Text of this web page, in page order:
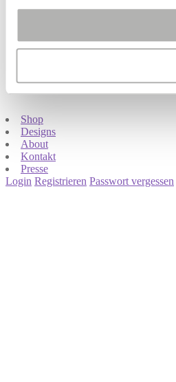
Shop
Designs
About
Kontakt
Presse
Login Registrieren Passwort vergessen